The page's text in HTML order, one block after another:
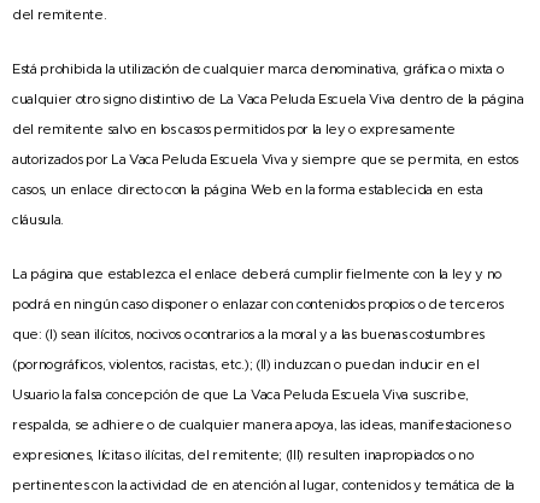
del remitente.
Está prohibida la utilización de cualquier marca denominativa, gráfica o mixta o
cualquier otro signo distintivo de La Vaca Peluda Escuela Viva dentro de la página
del remitente salvo en los casos permitidos por la ley o expresamente
autorizados por La Vaca Peluda Escuela Viva y siempre que se permita, en estos
casos, un enlace directo con la página Web en la forma establecida en esta
cláusula.
La página que establezca el enlace deberá cumplir fielmente con la ley y no
podrá en ningún caso disponer o enlazar con contenidos propios o de terceros
que: (I) sean ilícitos, nocivos o contrarios a la moral y a las buenas costumbres
(pornográficos, violentos, racistas, etc.); (II) induzcan o puedan inducir en el
Usuario la falsa concepción de que La Vaca Peluda Escuela Viva suscribe,
respalda, se adhiere o de cualquier manera apoya, las ideas, manifestaciones o
expresiones, lícitas o ilícitas, del remitente; (III) resulten inapropiados o no
pertinentes con la actividad de en atención al lugar, contenidos y temática de la